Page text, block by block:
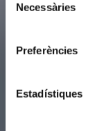
Necessàries
Preferències
Estadístiques